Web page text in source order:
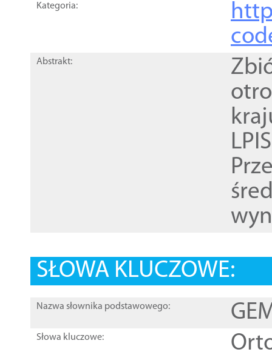
Kategoria:
Abstrakt:
SŁOWA KLUCZOWE:
Nazwa słownika podstawowego:
Słowa kluczowe: